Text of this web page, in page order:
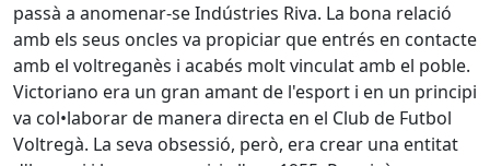
passà a anomenar-se Indústries Riva. La bona relació
amb els seus oncles va propiciar que entrés en contacte
amb el voltreganès i acabés molt vinculat amb el poble.
Victoriano era un gran amant de l'esport i en un principi
va col•laborar de manera directa en el Club de Futbol
Voltregà. La seva obsessió, però, era crear una entitat